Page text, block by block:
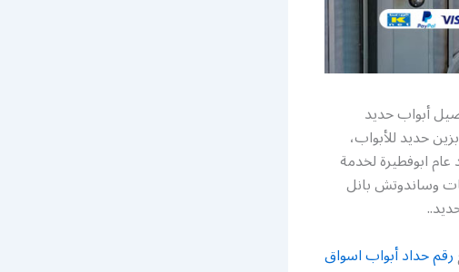
أبواب حديد
حديد للأبواب،
ابوفطيرة لخدمة
وساندوتش بانل
رقم حداد أبواب اسواق